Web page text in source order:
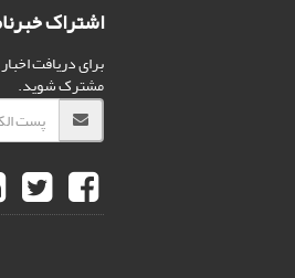
اشتراک
برای دریافت
مشترک شوید.